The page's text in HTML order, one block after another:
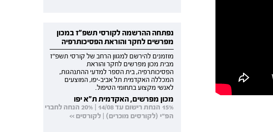
נפתחה ההרשמה לקורסי תשפ"ז במכון
מפרשים לחקר והוראת הפסיכותרפיה
מוזמנים להירשם למגוון הרחב של קורסי תשפ"ז
מבית מכון מפרשים לחקר והוראת
הפסיכותרפיה, בית הספר למדעי ההתנהגות,
המכללה האקדמית תל אביב-יפו, המוצעים
לאנשי מקצוע בתחומי הטיפול.
מכון מפרשים, האקדמית ת"א יפו
15% הנחת רישום עד 14/08 | 20% הנחה לחברי
הפ"י (לקורסים מוכרים) | לקורסים >>